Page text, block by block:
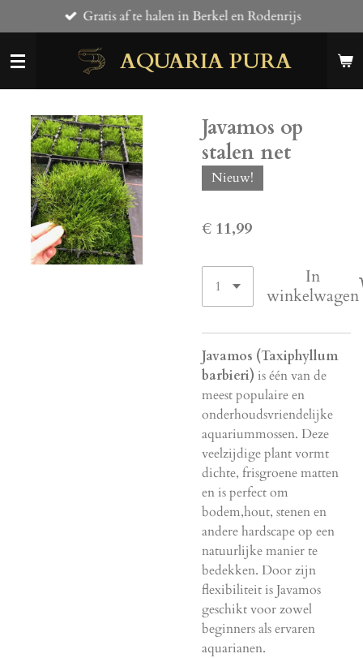
direct
naar
AQUARIA PURA
Gratis af te halen in Berkel en Rodenrijs
Javamos op
stalen net
Nieuw!
€ 11,99
In
winkelwagen
Javamos (Taxiphyllum
barbieri) is één van de
meest populaire en
onderhoudsvriendelijke
aquarium­mossen. Deze
veelzijdige plant vormt
dichte, frisgroene matten
en is perfect om
bodem,hout, stenen en
andere hardscape op een
natuurlijke manier te
bedekken. Door zijn
flexibiliteit is Javamos
geschikt voor zowel
beginners als ervaren
aquarianen.